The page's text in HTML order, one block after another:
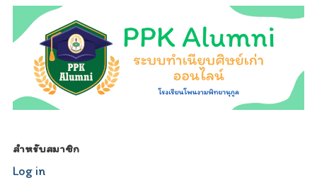
สำหรับสมาชิก
Log in